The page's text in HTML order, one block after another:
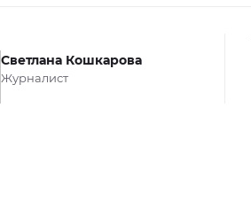
Светлана Кошкарова
Журналист